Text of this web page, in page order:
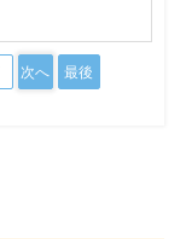
次へ 最後